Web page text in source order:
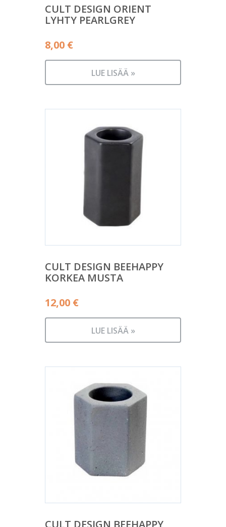
CULT DESIGN ORIENT
LYHTY PEARLGREY
8,00 €
LUE LISÄÄ »
CULT DESIGN BEEHAPPY
KORKEA MUSTA
12,00 €
LUE LISÄÄ »
CULT DESIGN BEEHAPPY